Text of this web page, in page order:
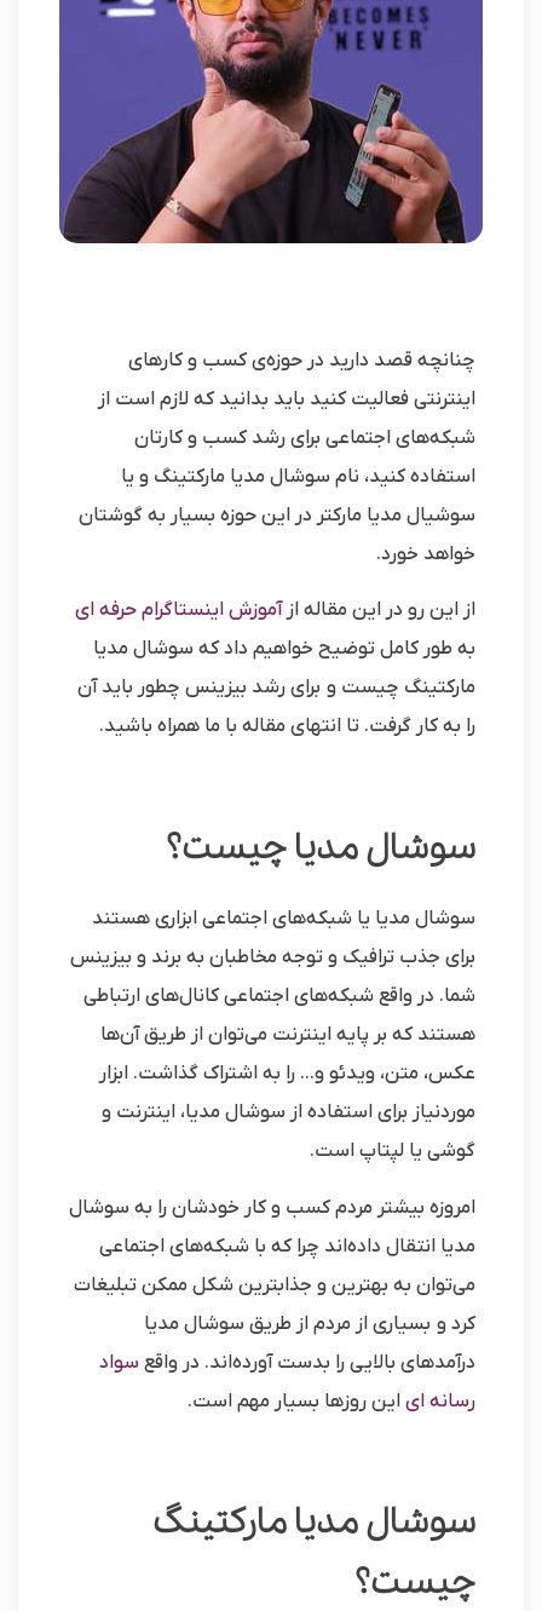
چنانچه قصد دارید در حوزه‌ی کسب و کارهای
اینترنتی فعالیت کنید باید بدانید که لازم است از
شبکه‌های اجتماعی برای رشد کسب‌ و کارتان
استفاده کنید، نام سوشال مدیا مارکتینگ و یا
سوشیال مدیا مارکتر در این حوزه بسیار به گوشتان
خواهد خورد.
از این رو در این مقاله ازآموزش اینستاگرام حرفه ای
به طور کامل توضیح خواهیم داد که سوشال مدیا
مارکتینگ چیست و برای رشد بیزینس چطور باید آن
را به کار گرفت. تا انتهای مقاله با ما همراه باشید.
سوشال مدیا چیست؟
سوشال مدیا یا شبکه‌های اجتماعی ابزاری هستند
برای جذب ترافیک و توجه مخاطبان به برند و بیزینس
شما. در واقع شبکه‌های اجتماعی کانال‌های ارتباطی
هستند که بر پایه اینترنت می‌توان از طریق آن‌ها
عکس، متن، ویدئو و… را به اشتراک گذاشت. ابزار
موردنیاز برای استفاده از سوشال مدیا، اینترنت و
گوشی یا لپتاپ است.
امروزه بیشتر مردم کسب و کار خودشان را به سوشال
مدیا انتقال داده‌اند چرا که با شبکه‌های اجتماعی
می‌توان به بهترین و جذابترین شکل ممکن تبلیغات
کرد و بسیاری از مردم از طریق سوشال مدیا
درآمدهای بالایی را بدست آورده‌اند. در واقع سواد
رسانه ای این روزها بسیار مهم است.
سوشال مدیا مارکتینگ
چیست؟